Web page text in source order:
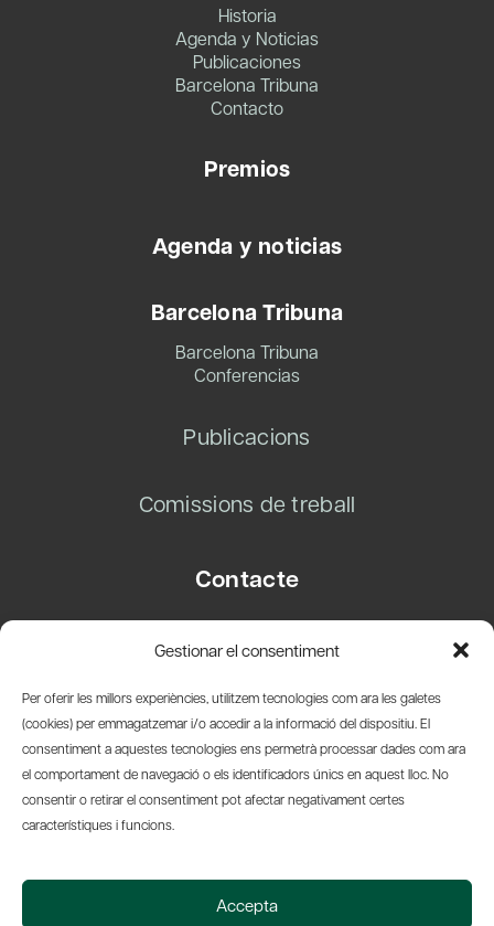
Gestionar el consentiment
Per oferir les millors experiències, utilitzem tecnologies com ara les galetes
(cookies) per emmagatzemar i/o accedir a la informació del dispositiu. El
consentiment a aquestes tecnologies ens permetrà processar dades com ara
el comportament de navegació o els identificadors únics en aquest lloc. No
consentir o retirar el consentiment pot afectar negativament certes
característiques i funcions.
Accepta
Historia
Agenda y Noticias
Publicaciones
Barcelona Tribuna
Contacto
Premios
Agenda y noticias
Barcelona Tribuna
Barcelona Tribuna
Conferencias
Publicacions
Comissions de treball
Contacte
08003 Barcelona
info@amicsdelpais.com
Suscripció Newsletter
© 2026 Societat Econòmica Barcelonesa d'Amics del País